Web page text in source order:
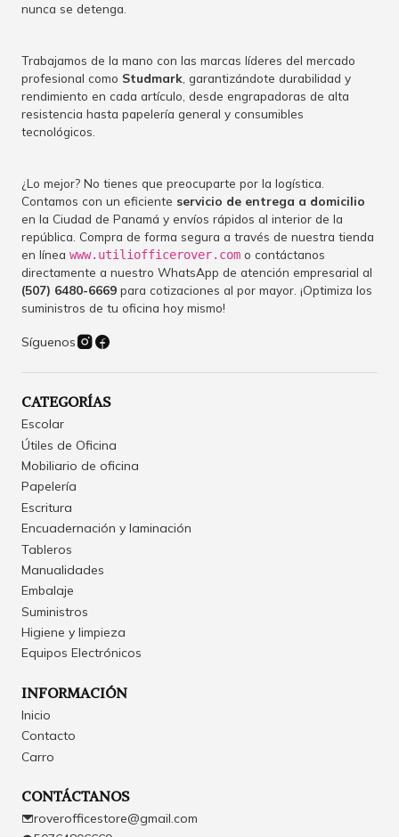
nunca se detenga.
Trabajamos de la mano con las marcas líderes del mercado
profesional como Studmark , garantizándote durabilidad y
rendimiento en cada artículo, desde engrapadoras de alta
resistencia hasta papelería general y consumibles
tecnológicos.
¿Lo mejor? No tienes que preocuparte por la logística.
Contamos con un eficiente servicio de entrega a domicilio
en la Ciudad de Panamá y envíos rápidos al interior de la
república. Compra de forma segura a través de nuestra tienda
en línea www.utiliofficerover.com o contáctanos
directamente a nuestro WhatsApp de atención empresarial al
(507) 6480-6669 para cotizaciones al por mayor. ¡Optimiza los
suministros de tu oficina hoy mismo!
Síguenos
CATEGORÍAS
Escolar
Útiles de Oficina
Mobiliario de oficina
Papelería
Escritura
Encuadernación y laminación
Tableros
Manualidades
Embalaje
Suministros
Higiene y limpieza
Equipos Electrónicos
INFORMACIÓN
Inicio
Contacto
Carro
CONTÁCTANOS
roverofficestore@gmail.com